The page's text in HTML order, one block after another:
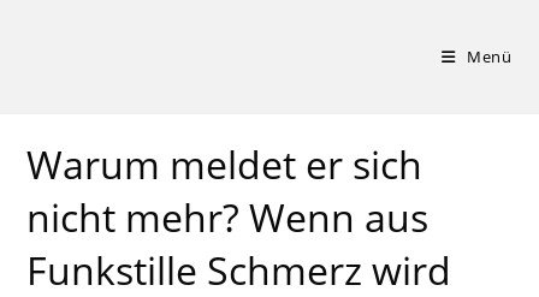
Menü
Warum meldet er sich
nicht mehr? Wenn aus
Funkstille Schmerz wird